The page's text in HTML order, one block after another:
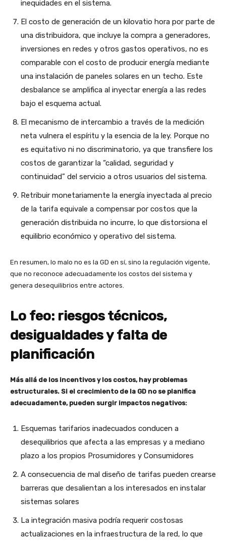
inequidades en el sistema.
El costo de generación de un kilovatio hora por parte de
una distribuidora, que incluye la compra a generadores,
inversiones en redes y otros gastos operativos, no es
comparable con el costo de producir energía mediante
una instalación de paneles solares en un techo. Este
desbalance se amplifica al inyectar energía a las redes
bajo el esquema actual.
El mecanismo de intercambio a través de la medición
neta vulnera el espíritu y la esencia de la ley. Porque no
es equitativo ni no discriminatorio, ya que transfiere los
costos de garantizar la “calidad, seguridad y
continuidad” del servicio a otros usuarios del sistema.
Retribuir monetariamente la energía inyectada al precio
de la tarifa equivale a compensar por costos que la
generación distribuida no incurre, lo que distorsiona el
equilibrio económico y operativo del sistema.
En resumen, lo malo no es la GD en sí, sino la regulación vigente,
que no reconoce adecuadamente los costos del sistema y
genera desequilibrios entre actores.
Lo feo: riesgos técnicos,
desigualdades y falta de
planificación
Más allá de los incentivos y los costos, hay problemas
estructurales. Si el crecimiento de la GD no se planifica
adecuadamente, pueden surgir impactos negativos:
Esquemas tarifarios inadecuados conducen a
desequilibrios que afecta a las empresas y a mediano
plazo a los propios Prosumidores y Consumidores
A consecuencia de mal diseño de tarifas pueden crearse
barreras que desalientan a los interesados en instalar
sistemas solares
La integración masiva podría requerir costosas
actualizaciones en la infraestructura de la red, lo que